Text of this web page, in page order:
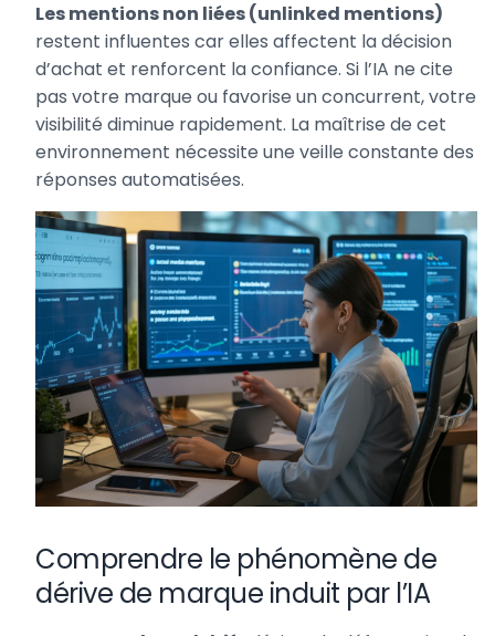
Les mentions non liées (unlinked mentions)
restent influentes car elles affectent la décision
d’achat et renforcent la confiance. Si l’IA ne cite
pas votre marque ou favorise un concurrent, votre
visibilité diminue rapidement. La maîtrise de cet
environnement nécessite une veille constante des
réponses automatisées.
Comprendre le phénomène de
dérive de marque induit par l’IA